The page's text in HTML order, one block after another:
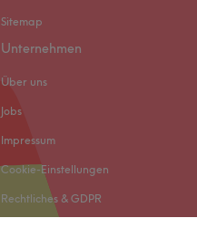
Sitemap
Unternehmen
Über uns
Jobs
Impressum
Cookie-Einstellungen
Rechtliches & GDPR